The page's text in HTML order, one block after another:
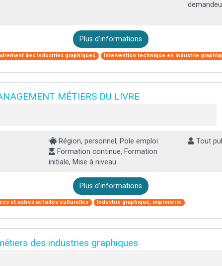
Plus d'informations
des industries graphiques Intervention technique en industrie
MÉTIERS DU LIVRE
Région, personnel, Pole emploi
Tout
Formation continue, Formation
initiale, Mise à niveau
Plus d'informations
et autres activités culturelles Industrie graphique, imprimerie
des industries graphiques